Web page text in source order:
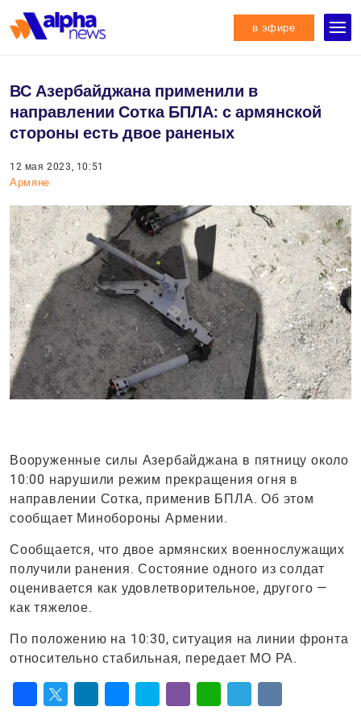
в эфире
ВС Азербайджана применили в
направлении Сотка БПЛА: с армянской
стороны есть двое раненых
12 мая 2023, 10:51
Армяне
Вооруженные силы Азербайджана в пятницу около
10:00 нарушили режим прекращения огня в
направлении Сотка, применив БПЛА. Об этом
сообщает Минобороны Армении.
Сообщается, что двое армянских военнослужащих
получили ранения. Состояние одного из солдат
оценивается как удовлетворительное, другого —
как тяжелое.
По положению на 10:30, ситуация на линии фронта
относительно стабильная, передает МО РА.